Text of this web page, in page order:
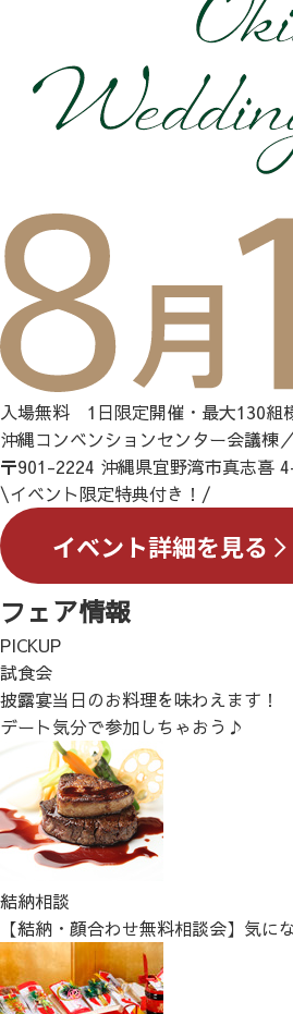
入場無料 1日限定開催・最大130組
沖縄コンベンションセンター会議棟／
〒901-2224 沖縄県宜野湾市真志喜
\イベント限定特典付き！/
フェア情報
PICKUP
試食会
披露宴当日のお料理を味わえます！
デート気分で参加しちゃおう♪
結納相談
【結納・顔合わせ無料相談会】気